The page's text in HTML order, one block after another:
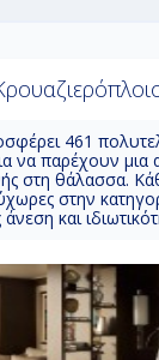
461
να παρέχουν μια
στη θάλασσα.
στην
και